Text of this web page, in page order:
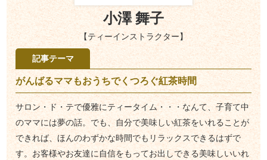
小澤 舞子
【ティーインストラクター】
記事テーマ
がんばるママもおうちでくつろぐ紅茶時間
サロン・ド・テで優雅にティータイム・・・なんて、子育て中
のママには夢の話。でも、自分で美味しい紅茶をいれることが
できれば、ほんのわずかな時間でもリラックスできるはずで
す。お客様やお友達に自信をもってお出しできる美味しいいれ